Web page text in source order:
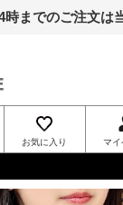
時までのご注文は
お気に入り マイ
INGNI